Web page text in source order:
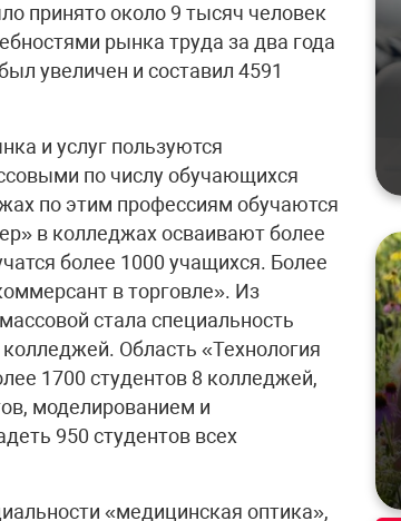
принято около 9 тысяч человек
рынка труда за два года
увеличен и составил 4591
и услуг пользуются
по числу обучающихся
по этим профессиям обучаются
в колледжах осваивают более
более 1000 учащихся. Более
в торговле». Из
стала специальность
Область «Технология
1700 студентов 8 колледжей,
моделированием и
950 студентов всех
«медицинская оптика»,